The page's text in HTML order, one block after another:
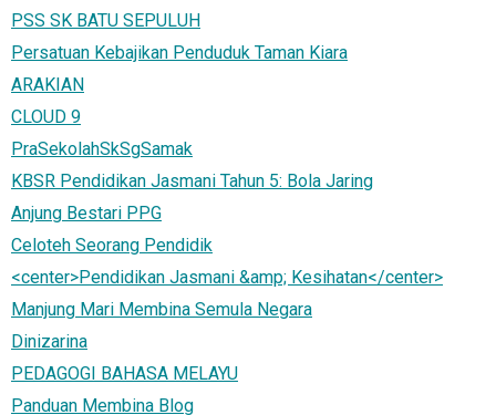
PSS SK BATU SEPULUH
Persatuan Kebajikan Penduduk Taman Kiara
ARAKIAN
CLOUD 9
PraSekolahSkSgSamak
KBSR Pendidikan Jasmani Tahun 5: Bola Jaring
Anjung Bestari PPG
Celoteh Seorang Pendidik
<center>Pendidikan Jasmani &amp; Kesihatan</center>
Manjung Mari Membina Semula Negara
Dinizarina
PEDAGOGI BAHASA MELAYU
Panduan Membina Blog